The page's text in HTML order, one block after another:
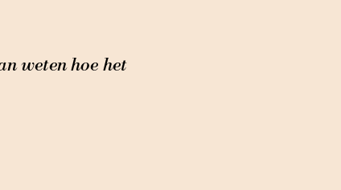
weten hoe het